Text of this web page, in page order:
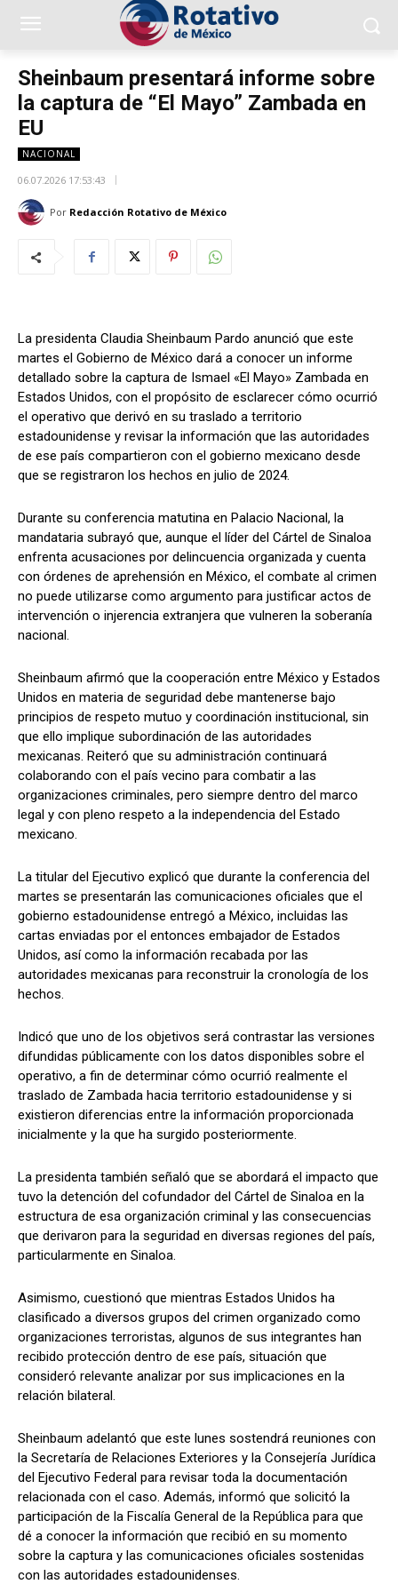
Sheinbaum presentará informe sobre
la captura de “El Mayo” Zambada en
EU
NACIONAL
06.07.2026 17:53:43
Por Redacción Rotativo de México
La presidenta Claudia Sheinbaum Pardo anunció que este
martes el Gobierno de México dará a conocer un informe
detallado sobre la captura de Ismael «El Mayo» Zambada en
Estados Unidos, con el propósito de esclarecer cómo ocurrió
el operativo que derivó en su traslado a territorio
estadounidense y revisar la información que las autoridades
de ese país compartieron con el gobierno mexicano desde
que se registraron los hechos en julio de 2024.
Durante su conferencia matutina en Palacio Nacional, la
mandataria subrayó que, aunque el líder del Cártel de Sinaloa
enfrenta acusaciones por delincuencia organizada y cuenta
con órdenes de aprehensión en México, el combate al crimen
no puede utilizarse como argumento para justificar actos de
intervención o injerencia extranjera que vulneren la soberanía
nacional.
Sheinbaum afirmó que la cooperación entre México y Estados
Unidos en materia de seguridad debe mantenerse bajo
principios de respeto mutuo y coordinación institucional, sin
que ello implique subordinación de las autoridades
mexicanas. Reiteró que su administración continuará
colaborando con el país vecino para combatir a las
organizaciones criminales, pero siempre dentro del marco
legal y con pleno respeto a la independencia del Estado
mexicano.
La titular del Ejecutivo explicó que durante la conferencia del
martes se presentarán las comunicaciones oficiales que el
gobierno estadounidense entregó a México, incluidas las
cartas enviadas por el entonces embajador de Estados
Unidos, así como la información recabada por las
autoridades mexicanas para reconstruir la cronología de los
hechos.
Indicó que uno de los objetivos será contrastar las versiones
difundidas públicamente con los datos disponibles sobre el
operativo, a fin de determinar cómo ocurrió realmente el
traslado de Zambada hacia territorio estadounidense y si
existieron diferencias entre la información proporcionada
inicialmente y la que ha surgido posteriormente.
La presidenta también señaló que se abordará el impacto que
tuvo la detención del cofundador del Cártel de Sinaloa en la
estructura de esa organización criminal y las consecuencias
que derivaron para la seguridad en diversas regiones del país,
particularmente en Sinaloa.
Asimismo, cuestionó que mientras Estados Unidos ha
clasificado a diversos grupos del crimen organizado como
organizaciones terroristas, algunos de sus integrantes han
recibido protección dentro de ese país, situación que
consideró relevante analizar por sus implicaciones en la
relación bilateral.
Sheinbaum adelantó que este lunes sostendrá reuniones con
la Secretaría de Relaciones Exteriores y la Consejería Jurídica
del Ejecutivo Federal para revisar toda la documentación
relacionada con el caso. Además, informó que solicitó la
participación de la Fiscalía General de la República para que
dé a conocer la información que recibió en su momento
sobre la captura y las comunicaciones oficiales sostenidas
con las autoridades estadounidenses.